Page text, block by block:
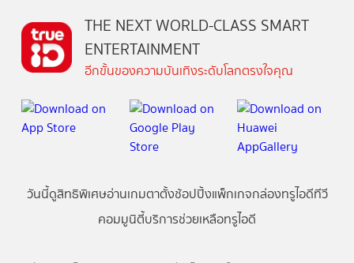
THE NEXT WORLD-CLASS SMART
ENTERTAINMENT
อีกขั้นของความบันเทิงระดับโลกตรงใจคุณ
วันนี้ดูสิทธิพิเศษอ่านเกมตาตั้งช้อปปิ้งแพ็กเกจกล่องทรูไอดีทีวี
คอมมูนิตี้บริการช่วยเหลือทรูไอดี